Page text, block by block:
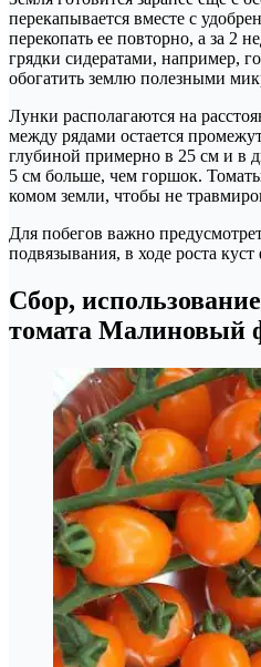
перекапывается вместе с
перекопать ее повторно, а за 2
грядки сидератами, например,
обогатить землю полезными
Лунки располагаются на
между рядами остается
глубиной примерно в 25 см и в
5 см больше, чем горшок.
комом земли, чтобы не
Для побегов важно
подвязывания, в ходе роста
Сбор,
томата Малиновый